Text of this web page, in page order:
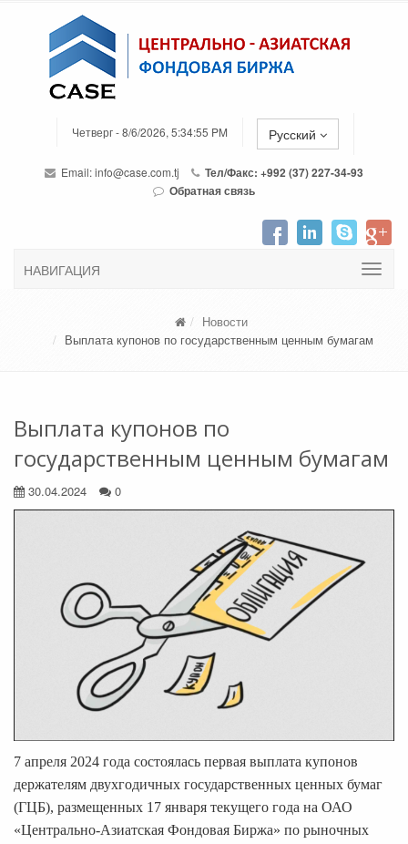
Четверг - 8/6/2026, 5:34:55 PM Русский
Email:info@case.com.tj
Тел/Факс: +992 (37) 227-34-93
Обратная связь
НАВИГАЦИЯ
Новости
Выплата купонов по государственным ценным бумагам
Выплата купонов по
государственным ценным бумагам
30.04.2024 0
7 апреля 2024 года состоялась первая выплата купонов
держателям двухгодичных государственных ценных бумаг
(ГЦБ), размещенных 17 января текущего года на ОАО
«Центрально-Азиатская Фондовая Биржа» по рыночных